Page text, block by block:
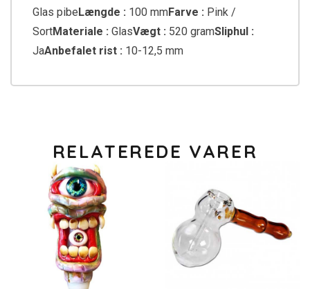
Glas pibeLængde : 100 mmFarve : Pink /
SortMateriale : GlasVægt : 520 gramSliphul :
JaAnbefalet rist : 10-12,5 mm
RELATEREDE VARER